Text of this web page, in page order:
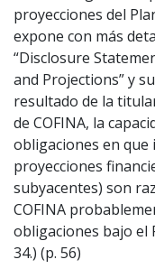
proyecciones del
expone con más
“Disclosure
and Projections” y
resultado de la
de COFINA, la
obligaciones en que
proyecciones
subyacentes) son
COFINA
obligaciones bajo el
34.) (p. 56)